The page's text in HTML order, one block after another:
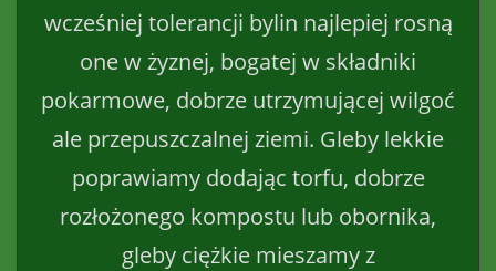
wcześniej tolerancji bylin najlepiej rosną
one w żyznej, bogatej w składniki
pokarmowe, dobrze utrzymującej wilgoć
ale przepuszczalnej ziemi. Gleby lekkie
poprawiamy dodając torfu, dobrze
rozłożonego kompostu lub obornika,
gleby ciężkie mieszamy z